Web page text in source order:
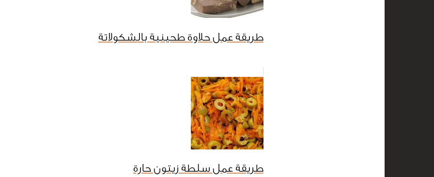
طريقة عمل حلاوة طحينية بالشكولاتة
طريقة عمل سلطة زيتون حارة